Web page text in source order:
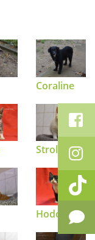
Coraline
Strolch
Hodor